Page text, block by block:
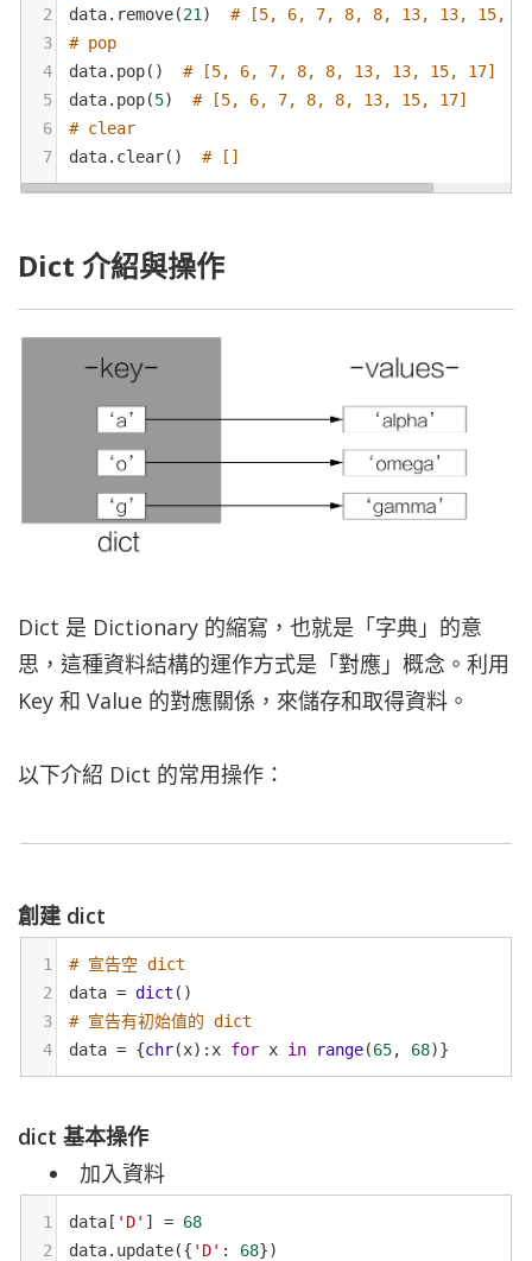
2
data. remove(21 ) # [5, 6, 7, 8, 8, 13, 13, 15,
3
# pop
4
data. pop() # [5, 6, 7, 8, 8, 13, 13, 15, 17]
5
data. pop(5) # [5, 6, 7, 8, 8, 13, 15, 17]
6
# clear
7
data. clear() # []
Dict 介紹與操作
Dict 是 Dictionary 的縮寫，也就是「字典」的意
思，這種資料結構的運作方式是「對應」概念。利用
Key 和 Value 的對應關係，來儲存和取得資料。
以下介紹 Dict 的常用操作：
創建 dict
1
# 宣告空 dict
2
data = dict ()
3
# 宣告有初始值的 dict
4
data = {chr(x): x for x in range(65, 68)}
dict 基本操作
加入資料
1 data [ 'D' ] = 68
2
data. update({ 'D' : 68})